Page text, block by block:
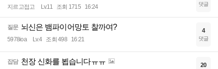
지르고접고 Lv.11 조회 1715 16:24 댓글
질문 뇌신은 뱀파이어망토 찰까여?
5978ioa Lv.4 조회 498 16:21
4
댓글
잡담 천장 신화를 뵙습니다ㅠㅠ 20